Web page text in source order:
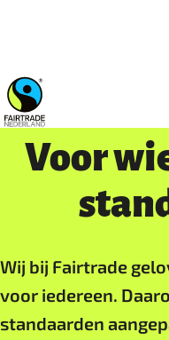
Fairtrade standaarden
Voor
Wij bij Fairtrade
voor iedereen.
standaarden